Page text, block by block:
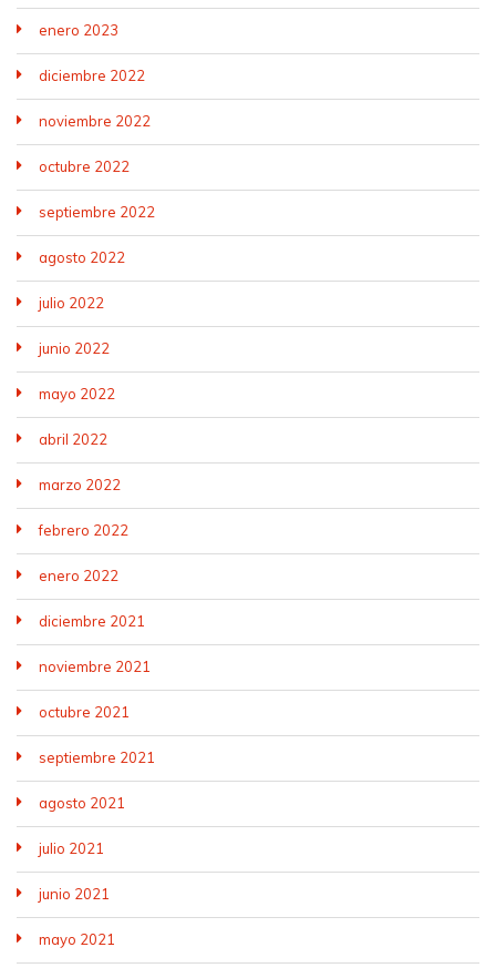
enero 2023
diciembre 2022
noviembre 2022
octubre 2022
septiembre 2022
agosto 2022
julio 2022
junio 2022
mayo 2022
abril 2022
marzo 2022
febrero 2022
enero 2022
diciembre 2021
noviembre 2021
octubre 2021
septiembre 2021
agosto 2021
julio 2021
junio 2021
mayo 2021